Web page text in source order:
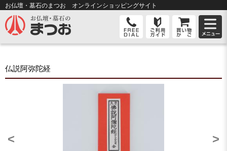
お仏壇・墓石のまつお オンラインショッピングサイト
仏説阿弥陀経
< >